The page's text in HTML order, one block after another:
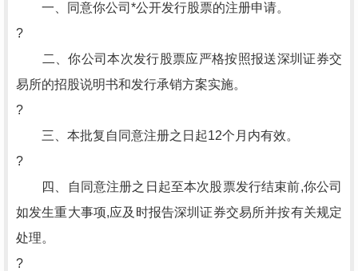
一、同意你公司*公开发行股票的注册申请。
?
二、你公司本次发行股票应严格按照报送深圳证券交
易所的招股说明书和发行承销方案实施。
?
三、本批复自同意注册之日起12个月内有效。
?
四、自同意注册之日起至本次股票发行结束前,你公司
如发生重大事项,应及时报告深圳证券交易所并按有关规定
处理。
?